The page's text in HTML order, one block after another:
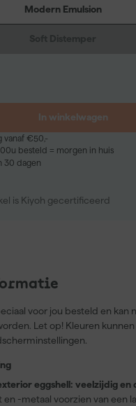
Modern Emulsion
In winkelwagen
vanaf €50,-
besteld = morgen in huis
30 dagen
is Kiyoh gecertificeerd
voor jou besteld en kan
Let op! Kleuren
eggshell: veelzijdig en
-metaal voorzien van een